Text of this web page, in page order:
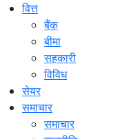
वित्त
बैंक
बीमा
सहकारी
विविध
सेयर
समाचार
समाचार